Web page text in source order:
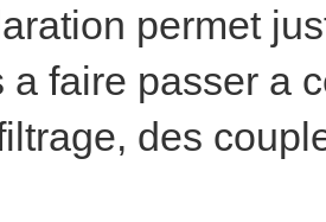
permet
a faire passer a
des